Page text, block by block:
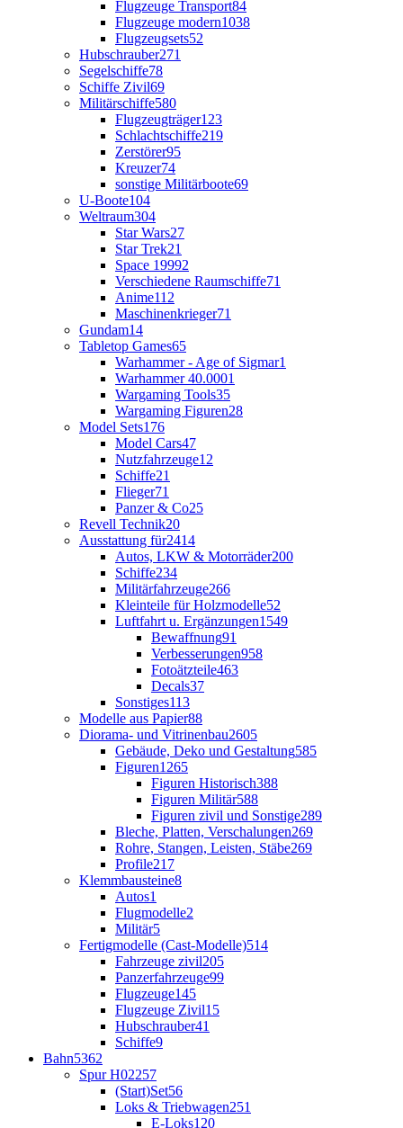
Flugzeuge Transport84
Flugzeuge modern1038
Flugzeugsets52
Hubschrauber271
Segelschiffe78
Schiffe Zivil69
Militärschiffe580
Flugzeugträger123
Schlachtschiffe219
Zerstörer95
Kreuzer74
sonstige Militärboote69
U-Boote104
Weltraum304
Star Wars27
Star Trek21
Space 19992
Verschiedene Raumschiffe71
Anime112
Maschinenkrieger71
Gundam14
Tabletop Games65
Warhammer - Age of Sigmar1
Warhammer 40.0001
Wargaming Tools35
Wargaming Figuren28
Model Sets176
Model Cars47
Nutzfahrzeuge12
Schiffe21
Flieger71
Panzer & Co25
Revell Technik20
Ausstattung für2414
Autos, LKW & Motorräder200
Schiffe234
Militärfahrzeuge266
Kleinteile für Holzmodelle52
Luftfahrt u. Ergänzungen1549
Bewaffnung91
Verbesserungen958
Fotoätzteile463
Decals37
Sonstiges113
Modelle aus Papier88
Diorama- und Vitrinenbau2605
Gebäude, Deko und Gestaltung585
Figuren1265
Figuren Historisch388
Figuren Militär588
Figuren zivil und Sonstige289
Bleche, Platten, Verschalungen269
Rohre, Stangen, Leisten, Stäbe269
Profile217
Klemmbausteine8
Autos1
Flugmodelle2
Militär5
Fertigmodelle (Cast-Modelle)514
Fahrzeuge zivil205
Panzerfahrzeuge99
Flugzeuge145
Flugzeuge Zivil15
Hubschrauber41
Schiffe9
Bahn5362
Spur H02257
(Start)Set56
Loks & Triebwagen251
E-Loks120